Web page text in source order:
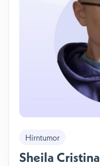
Hirntumor
Sheila Cristina